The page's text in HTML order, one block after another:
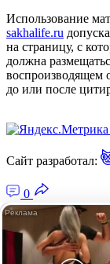
Использование
sakhalife.ru
на страницу, с
должна
воспроизводящем
до или после
Сайт разработал:
0
Главная